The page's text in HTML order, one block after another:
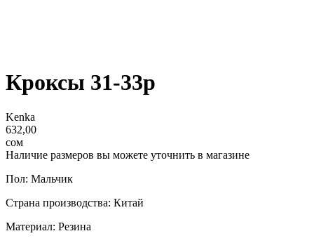
Кроксы 31-33р
Kenka
632,00
сом
Наличие размеров вы можете уточнить в магазине
Пол: Мальчик
Страна производства: Китай
Материал: Резина